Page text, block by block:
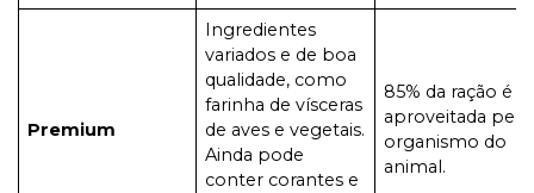
Premium
Ingredientes
variados e de boa
qualidade, como
farinha de vísceras
de aves e vegetais.
Ainda pode
conter corantes e
85% da ração é
aproveitada pelo
organismo do
animal.